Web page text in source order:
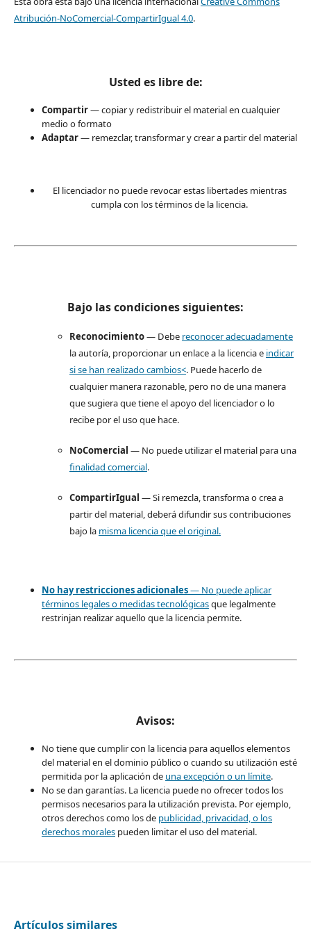
Atribución-NoComercial-CompartirIgual 4.0.
Usted es libre de:
Compartir— copiar y redistribuir el material en cualquier
medio o formato
Adaptar— remezclar, transformar y crear a partir del material
El licenciador no puede revocar estas libertades mientras
cumpla con los términos de la licencia.
Bajo las condiciones siguientes:
Reconocimiento— Debe reconocer adecuadamente
la autoría, proporcionar un enlace a la licencia e indicar
si se han realizado cambios<. Puede hacerlo de
cualquier manera razonable, pero no de una manera
que sugiera que tiene el apoyo del licenciador o lo
recibe por el uso que hace.
NoComercial — No puede utilizar el material para una
finalidad comercial.
CompartirIgual — Si remezcla, transforma o crea a
partir del material, deberá difundir sus contribuciones
bajo la misma licencia que el original.
No hay restricciones adicionales— No puede aplicar
términos legales o medidas tecnológicasque legalmente
restrinjan realizar aquello que la licencia permite.
Avisos:
No tiene que cumplir con la licencia para aquellos elementos
del material en el dominio público o cuando su utilización esté
permitida por la aplicación de una excepción o un límite.
No se dan garantías. La licencia puede no ofrecer todos los
permisos necesarios para la utilización prevista. Por ejemplo,
otros derechos como los de publicidad, privacidad, o los
derechos moralespueden limitar el uso del material.
Artículos similares